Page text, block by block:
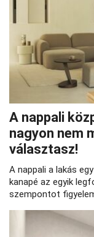
A nappali
nagyon nem
választasz!
A nappali a lakás
kanapé az egyik
szempontot